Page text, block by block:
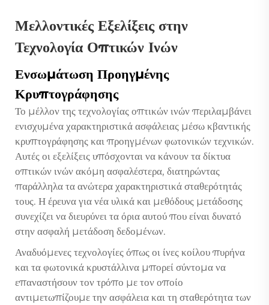
Μελλοντικές Εξελίξεις στην
Τεχνολογία Οπτικών Ινών
Ενσωμάτωση Προηγμένης
Κρυπτογράφησης
Το μέλλον της τεχνολογίας οπτικών ινών περιλαμβάνει
ενισχυμένα χαρακτηριστικά ασφάλειας μέσω κβαντικής
κρυπτογράφησης και προηγμένων φωτονικών τεχνικών.
Αυτές οι εξελίξεις υπόσχονται να κάνουν τα δίκτυα
οπτικών ινών ακόμη ασφαλέστερα, διατηρώντας
παράλληλα τα ανώτερα χαρακτηριστικά σταθερότητάς
τους. Η έρευνα για νέα υλικά και μεθόδους μετάδοσης
συνεχίζει να διευρύνει τα όρια αυτού που είναι δυνατό
στην ασφαλή μετάδοση δεδομένων.
Αναδυόμενες τεχνολογίες όπως οι ίνες κοίλου πυρήνα
και τα φωτονικά κρυστάλλινα μπορεί σύντομα να
επαναστήσουν τον τρόπο με τον οποίο
αντιμετωπίζουμε την ασφάλεια και τη σταθερότητα των